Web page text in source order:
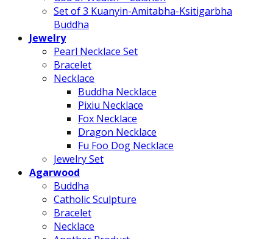
Set of 3 Kuanyin-Amitabha-Ksitigarbha
Buddha
Jewelry
Pearl Necklace Set
Bracelet
Necklace
Buddha Necklace
Pixiu Necklace
Fox Necklace
Dragon Necklace
Fu Foo Dog Necklace
Jewelry Set
Agarwood
Buddha
Catholic Sculpture
Bracelet
Necklace